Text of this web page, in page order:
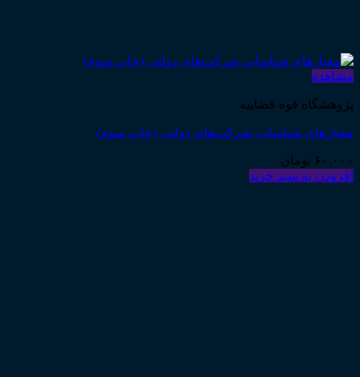
مشاهده
پژوهشگاه قوه قضاییه
معیارهای شناسایی شرکت‌های دولتی (چاپ سوم)
۶۰,۰۰۰ تومان
افزودن به سبد خرید